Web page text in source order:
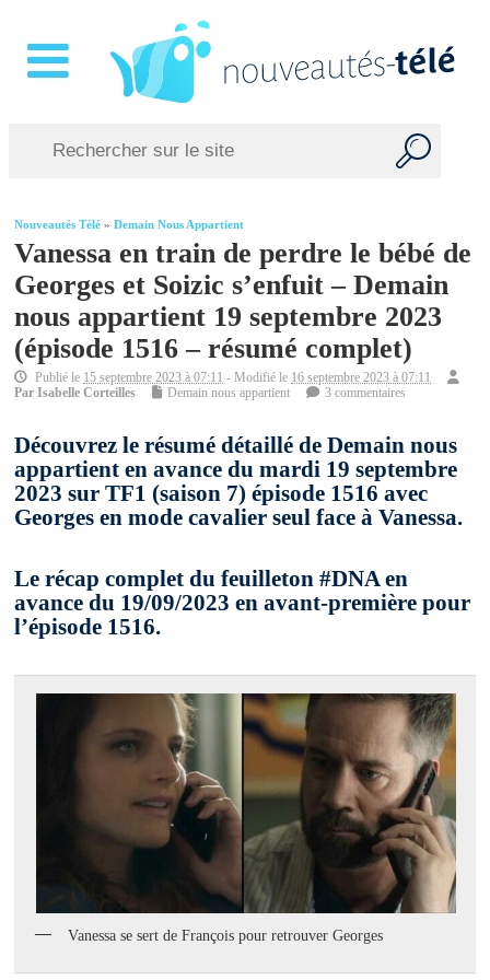
Nouveautés Télé »Demain Nous Appartient
Vanessa en train de perdre le bébé de
Georges et Soizic s’enfuit – Demain
nous appartient 19 septembre 2023
(épisode 1516 – résumé complet)
Publié le 15 septembre 2023 à 07:11 - Modifié le 16 septembre 2023 à 07:11
ParIsabelle Corteilles Demain nous appartient 3 commentaires
Découvrez le résumé détaillé de Demain nous
appartient en avance du mardi 19 septembre
2023 sur TF1 (saison 7) épisode 1516 avec
Georges en mode cavalier seul face à Vanessa.
Le récap complet du feuilleton #DNA en
avance du 19/09/2023 en avant-première pour
l’épisode 1516.
Vanessa se sert de François pour retrouver Georges